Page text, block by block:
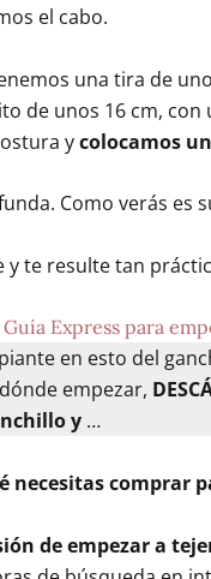
el cabo.
una tira de
de unos 16 cm, con
ycolocamos
Como verás es
y te resulte tan
Express para
en esto del
empezar,
y…
necesitas comprar
de empezar a